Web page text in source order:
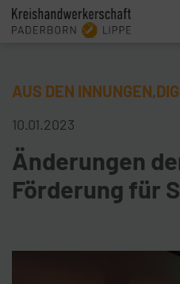
AUS DEN INNUNGEN,
10.01.2023
Änderungen
Förderung für